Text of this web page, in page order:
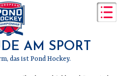
12-13 FEBRUARY 2027
AM SPORT
das ist Pond Hockey.